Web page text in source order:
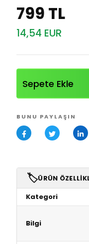
799 TL
14,54 EUR
Sepete Ekle
BUNU PAYLAŞIN
🏷️ÜRÜN
Kategori
Bilgi